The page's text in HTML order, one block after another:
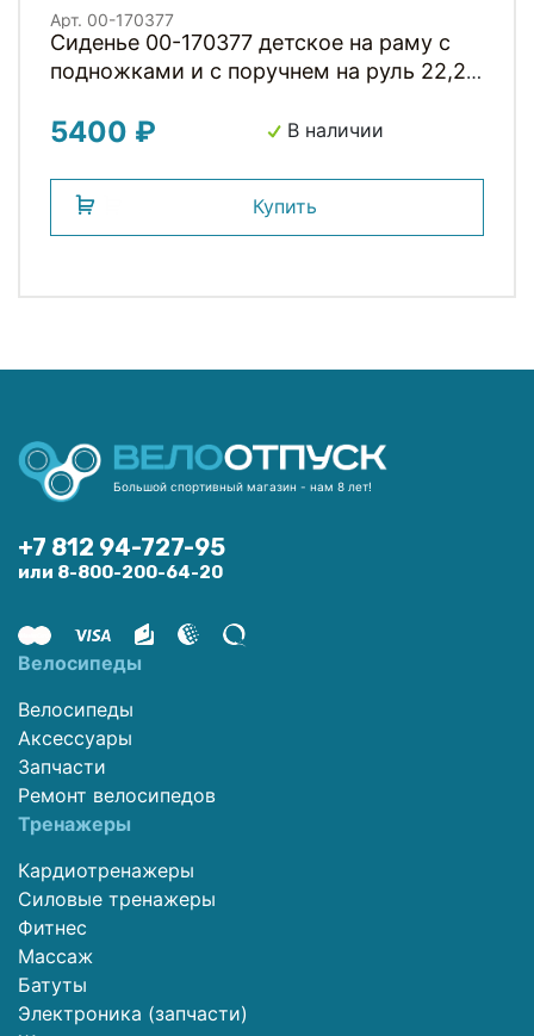
Арт. 00-170377
Сиденье 00-170377 детское на раму с
подножками и с поручнем на руль 22,2-
5400 ₽ В наличии
Купить
Большой спортивный магазин - нам 8 лет!
+7 812 94-727-95
или 8-800-200-64-20
Велосипеды
Велосипеды
Аксессуары
Запчасти
Ремонт велосипедов
Тренажеры
Кардиотренажеры
Силовые тренажеры
Фитнес
Массаж
Батуты
Электроника (запчасти)